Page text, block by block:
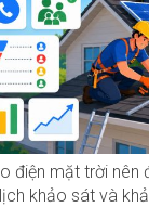
điện mặt trời
khảo sát và